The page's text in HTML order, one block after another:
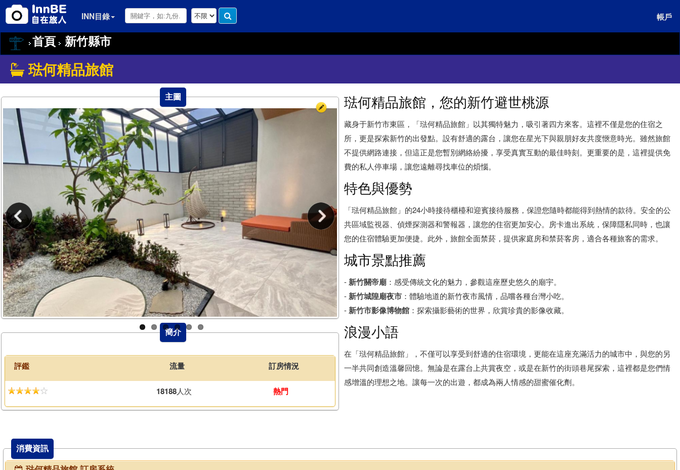
INN目錄 帳戶
首頁 新竹縣市
琺何精品旅館
主圖
簡介
評鑑 流量 訂房情況
18188人次 熱門
琺何精品旅館，您的新竹避世桃源
藏身于新竹市東區，「琺何精品旅館」以其獨特魅力，吸引著四方來客。這裡不僅是您的住宿之
所，更是探索新竹的出發點。設有舒適的露台，讓您在星光下與親朋好友共度愜意時光。雖然旅館
不提供網路連接，但這正是您暫別網絡紛擾，享受真實互動的最佳時刻。更重要的是，這裡提供免
費的私人停車場，讓您遠離尋找車位的煩惱。
特色與優勢
「琺何精品旅館」的24小時接待櫃檯和迎賓接待服務，保證您隨時都能得到熱情的款待。安全的公
共區域監視器、偵煙探測器和警報器，讓您的住宿更加安心。房卡進出系統，保障隱私同時，也讓
您的住宿體驗更加便捷。此外，旅館全面禁菸，提供家庭房和禁菸客房，適合各種旅客的需求。
城市景點推薦
-新竹關帝廟 ：感受傳統文化的魅力，參觀這座歷史悠久的廟宇。
-新竹城隍廟夜市 ：體驗地道的新竹夜市風情，品嚐各種台灣小吃。
-新竹市影像博物館 ：探索攝影藝術的世界，欣賞珍貴的影像收藏。
浪漫小語
在「琺何精品旅館」，不僅可以享受到舒適的住宿環境，更能在這座充滿活力的城市中，與您的另
一半共同創造溫馨回憶。無論是在露台上共賞夜空，或是在新竹的街頭巷尾探索，這裡都是您們情
感增溫的理想之地。讓每一次的出遊，都成為兩人情感的甜蜜催化劑。
消費資訊